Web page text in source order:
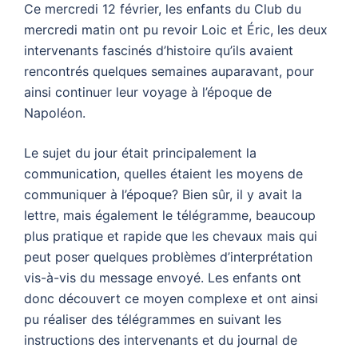
Ce mercredi 12 février, les enfants du Club du
mercredi matin ont pu revoir Loic et Éric, les deux
intervenants fascinés d’histoire qu’ils avaient
rencontrés quelques semaines auparavant, pour
ainsi continuer leur voyage à l’époque de
Napoléon.
Le sujet du jour était principalement la
communication, quelles étaient les moyens de
communiquer à l’époque? Bien sûr, il y avait la
lettre, mais également le télégramme, beaucoup
plus pratique et rapide que les chevaux mais qui
peut poser quelques problèmes d’interprétation
vis-à-vis du message envoyé. Les enfants ont
donc découvert ce moyen complexe et ont ainsi
pu réaliser des télégrammes en suivant les
instructions des intervenants et du journal de